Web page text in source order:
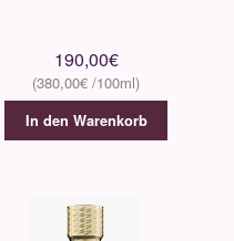
190,00€
380,00€
In den Warenkorb